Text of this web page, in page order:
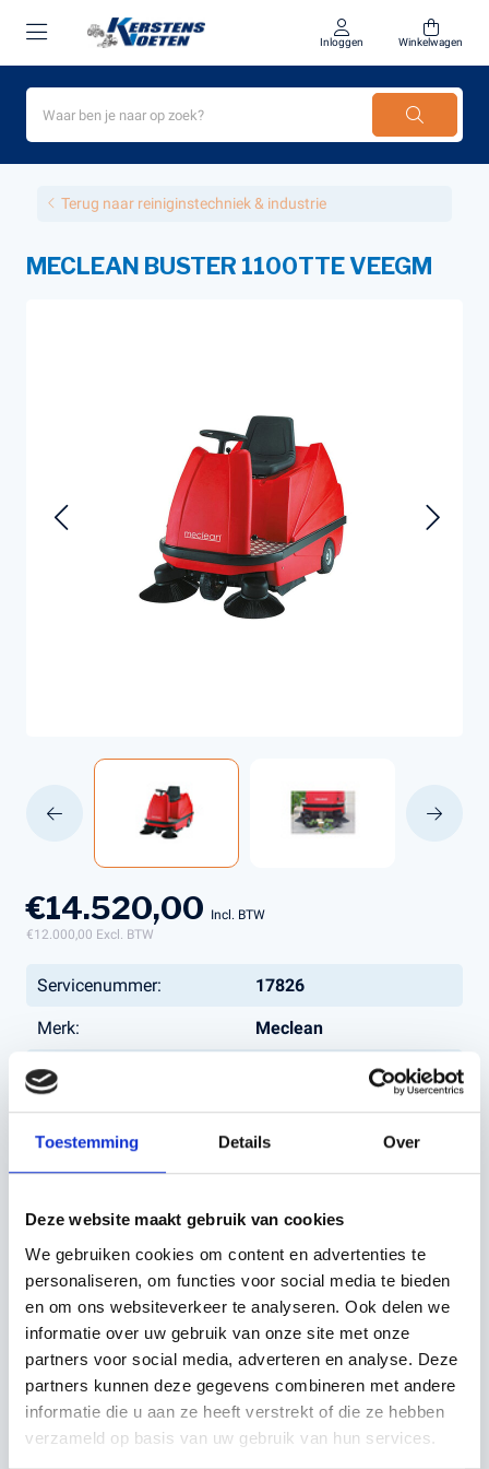
Toestemming Details Over
Deze website maakt gebruik van cookies
We gebruiken cookies om content en advertenties te
personaliseren, om functies voor social media te bieden
en om ons websiteverkeer te analyseren. Ook delen we
informatie over uw gebruik van onze site met onze
partners voor social media, adverteren en analyse. Deze
partners kunnen deze gegevens combineren met andere
informatie die u aan ze heeft verstrekt of die ze hebben
verzameld op basis van uw gebruik van hun services.
Inloggen Winkelwagen
Terug naar reiniginstechniek & industrie
MECLEAN BUSTER 1100TTE VEEGM
€14.520,00 Incl. BTW
€12.000,00 Excl. BTW
Servicenummer: 17826
Merk: Meclean
Type:
BUSTER 1100TTE
Bouwjaar: 2017
Brandstof: Elektrisch
Aandrijving: motorisch
Neem contact op